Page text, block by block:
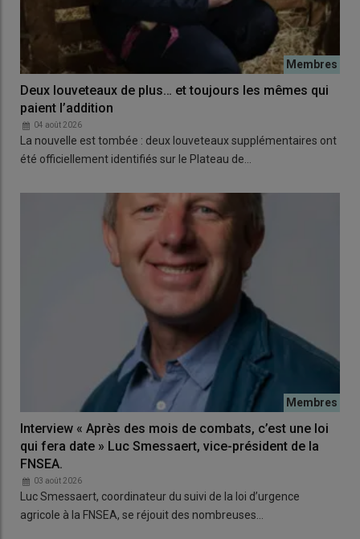
Deux louveteaux de plus… et toujours les mêmes qui
paient l’addition
04 août 2026
La nouvelle est tombée : deux louveteaux supplémentaires ont
été officiellement identifiés sur le Plateau de…
Interview « Après des mois de combats, c’est une loi
qui fera date » Luc Smessaert, vice-président de la
FNSEA.
03 août 2026
Luc Smessaert, coordinateur du suivi de la loi d’urgence
agricole à la FNSEA, se réjouit des nombreuses…